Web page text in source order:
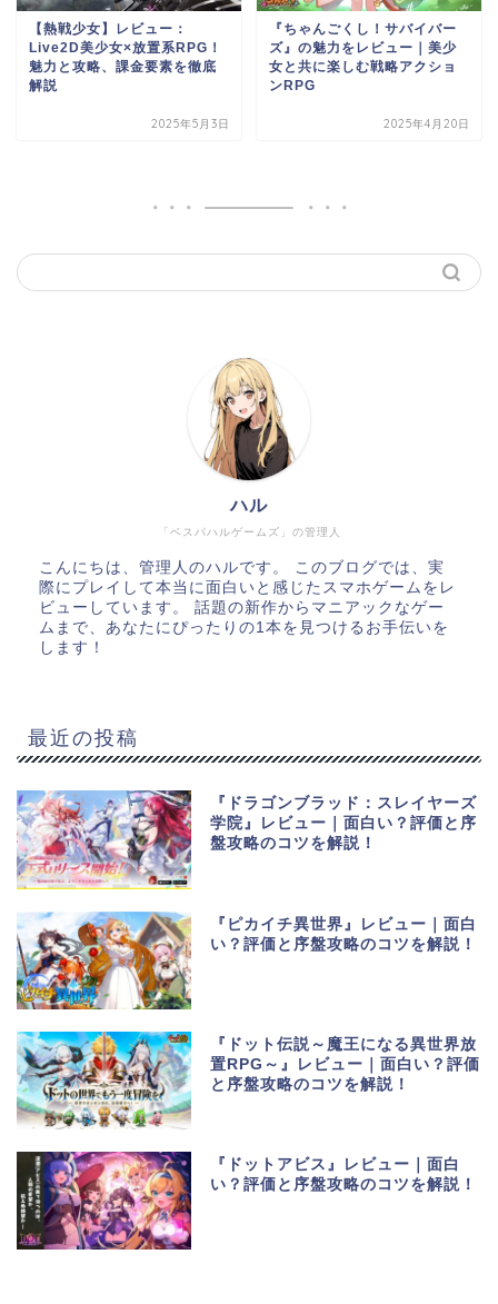
【熱戦少女】レビュー：
Live2D美少女×放置系RPG！
魅力と攻略、課金要素を徹底
解説
2025年5月3日
『ちゃんごくし！サバイバー
ズ』の魅力をレビュー｜美少
女と共に楽しむ戦略アクショ
ンRPG
2025年4月20日
「ベスパハルゲームズ」の管理人
ハル
こんにちは、管理人のハルです。 このブログでは、実
際にプレイして本当に面白いと感じたスマホゲームをレ
ビューしています。 話題の新作からマニアックなゲー
ムまで、あなたにぴったりの1本を見つけるお手伝いを
します！
最近の投稿
『ドラゴンブラッド：スレイヤーズ
学院』レビュー｜面白い？評価と序
盤攻略のコツを解説！
『ピカイチ異世界』レビュー｜面白
い？評価と序盤攻略のコツを解説！
『ドット伝説～魔王になる異世界放
置RPG～』レビュー｜面白い？評価
と序盤攻略のコツを解説！
『ドットアビス』レビュー｜面白
い？評価と序盤攻略のコツを解説！